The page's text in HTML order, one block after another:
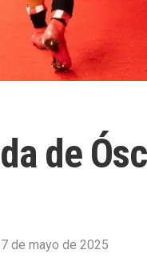
de
de mayo de 2025